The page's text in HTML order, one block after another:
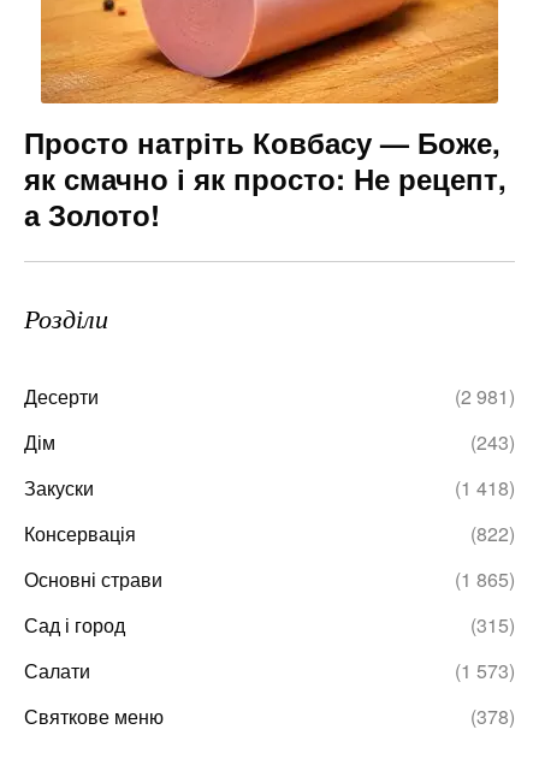
Просто натріть Ковбасу — Боже,
як смачно і як просто: Не рецепт,
а Золото!
Розділи
Десерти
(2 981)
Дім
(243)
Закуски
(1 418)
Консервація
(822)
Основні страви
(1 865)
Сад і город
(315)
Салати
(1 573)
Святкове меню
(378)